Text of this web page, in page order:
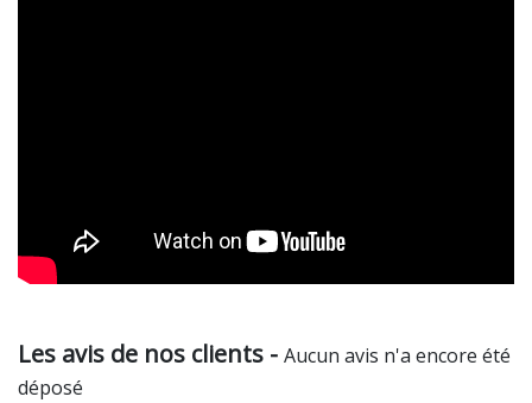
Les avis de nos clients - Aucun avis n'a encore été
déposé